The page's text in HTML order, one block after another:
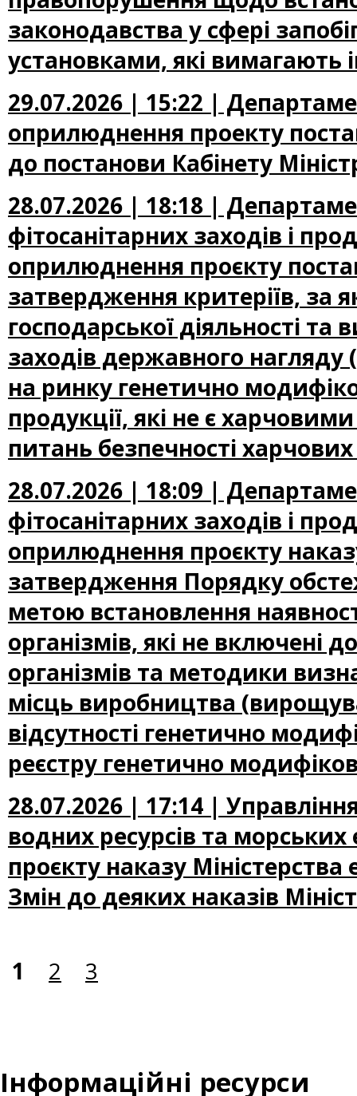
законодавства у сфері
установками, які вимагають
29.07.2026 | 15:22 |
оприлюднення проекту
до постанови Кабінету
28.07.2026 | 18:18 |
фітосанітарних заходів і
оприлюднення проєкту
затвердження критеріїв, за
господарської діяльності
заходів державного
на ринку генетично
продукції, які не є
питань безпечності
28.07.2026 | 18:09 |
фітосанітарних заходів і
оприлюднення проєкту
затвердження Порядку
метою встановлення
організмів, які не включені
організмів та методики
місць виробництва
відсутності генетично
реєстру генетично
28.07.2026 | 17:14 |
водних ресурсів та
проєкту наказу
Змін до деяких наказів
1 2 3
Інформаційні ресурси